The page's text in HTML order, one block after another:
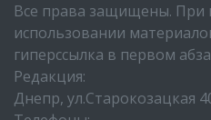
Все права защищены. При
использовании
гиперссылка в первом
Редакция:
Днепр, ул.Старокозацкая